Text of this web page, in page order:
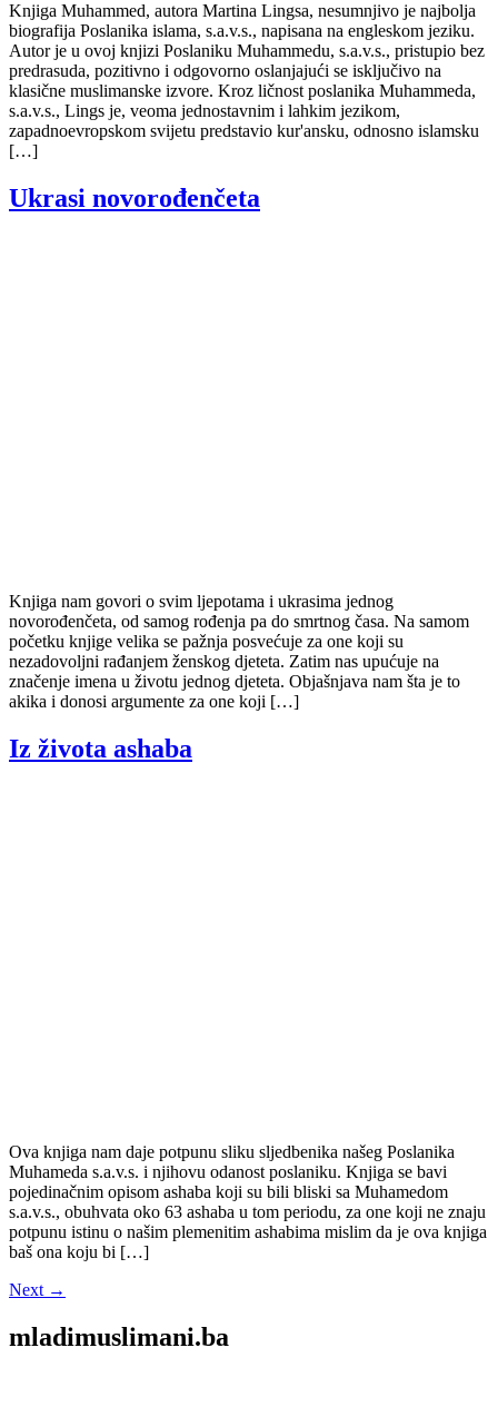
Knjiga Muhammed, autora Martina Lingsa, nesumnjivo je najbolja
biografija Poslanika islama, s.a.v.s., napisana na engleskom jeziku.
Autor je u ovoj knjizi Poslaniku Muhammedu, s.a.v.s., pristupio bez
predrasuda, pozitivno i odgovorno oslanjajući se isključivo na
klasične muslimanske izvore. Kroz ličnost poslanika Muhammeda,
s.a.v.s., Lings je, veoma jednostavnim i lahkim jezikom,
zapadnoevropskom svijetu predstavio kur'ansku, odnosno islamsku
[…]
Ukrasi novorođenčeta
Knjiga nam govori o svim ljepotama i ukrasima jednog
novorođenčeta, od samog rođenja pa do smrtnog časa. Na samom
početku knjige velika se pažnja posvećuje za one koji su
nezadovoljni rađanjem ženskog djeteta. Zatim nas upućuje na
značenje imena u životu jednog djeteta. Objašnjava nam šta je to
akika i donosi argumente za one koji […]
Iz života ashaba
Ova knjiga nam daje potpunu sliku sljedbenika našeg Poslanika
Muhameda s.a.v.s. i njihovu odanost poslaniku. Knjiga se bavi
pojedinačnim opisom ashaba koji su bili bliski sa Muhamedom
s.a.v.s., obuhvata oko 63 ashaba u tom periodu, za one koji ne znaju
potpunu istinu o našim plemenitim ashabima mislim da je ova knjiga
baš ona koju bi […]
Next →
mladimuslimani.ba